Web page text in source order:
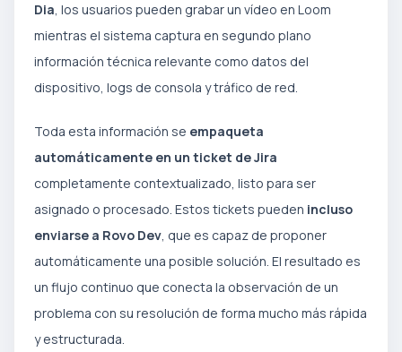
Dia, los usuarios pueden grabar un vídeo en Loom
mientras el sistema captura en segundo plano
información técnica relevante como datos del
dispositivo, logs de consola y tráfico de red.
Toda esta información se empaqueta
automáticamente en un ticket de Jira
completamente contextualizado, listo para ser
asignado o procesado. Estos tickets pueden incluso
enviarse a Rovo Dev, que es capaz de proponer
automáticamente una posible solución. El resultado es
un flujo continuo que conecta la observación de un
problema con su resolución de forma mucho más rápida
y estructurada.